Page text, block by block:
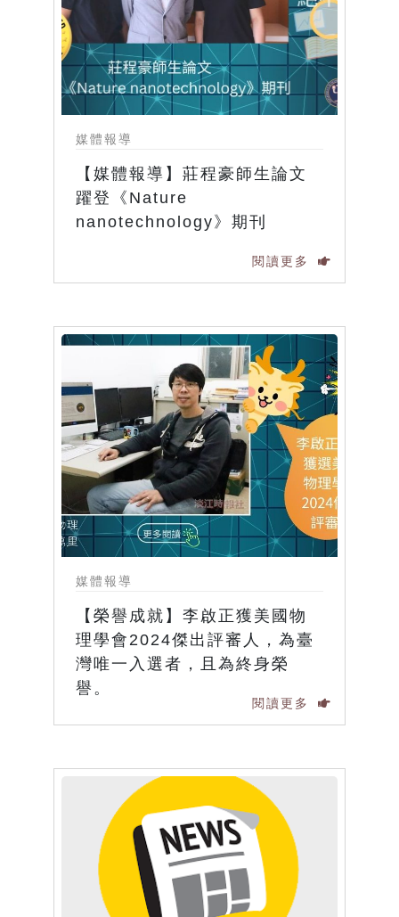
媒體報導
【媒體報導】莊程豪師生論文
躍登《Nature
nanotechnology》期刊
閱讀更多
媒體報導
【榮譽成就】李啟正獲美國物
理學會2024傑出評審人，為臺
灣唯一入選者，且為終身榮
譽。
閱讀更多